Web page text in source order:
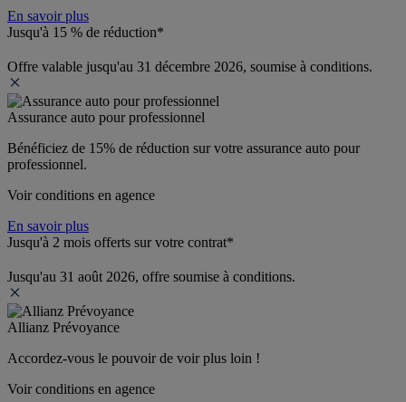
En savoir plus
Jusqu'à 15 % de réduction*
Offre valable jusqu'au 31 décembre 2026, soumise à conditions.
Assurance auto pour professionnel
Bénéficiez de 15% de réduction sur votre assurance auto pour
professionnel.
Voir conditions en agence
En savoir plus
Jusqu'à 2 mois offerts sur votre contrat*
Jusqu'au 31 août 2026, offre soumise à conditions.
Allianz Prévoyance
Accordez-vous le pouvoir de voir plus loin !
Voir conditions en agence